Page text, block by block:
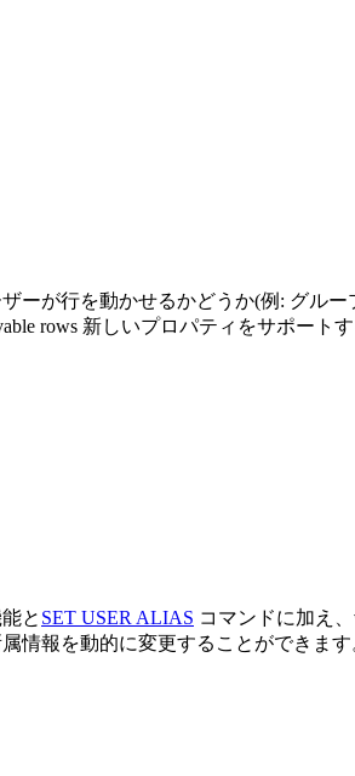
ーが行を動かせるかどうか(例: グル
rows 新しいプロパティをサポート
と SET USER ALIAS コマンドに加え
情報を動的に変更することができます